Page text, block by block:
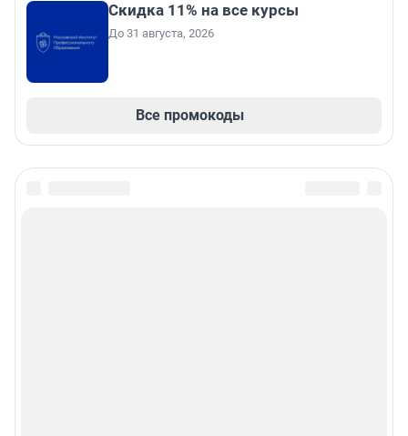
Скидка 11% на все курсы
До 31 августа, 2026
Все промокоды